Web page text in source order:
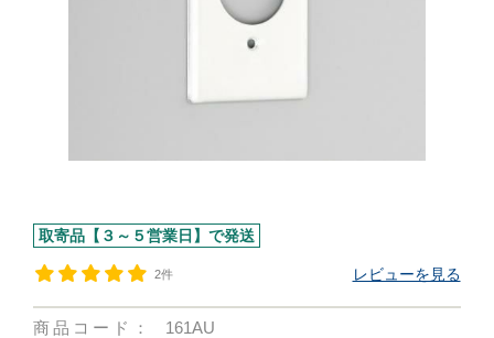
取寄品【３～５営業日】で発送
2件 レビューを見る
商品コード：
161AU